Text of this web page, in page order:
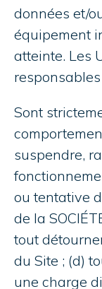
données et/
équipement
atteinte. Les
Sont
suspendre,
ou tentative
de la
tout
du Site ; (d)
une charge